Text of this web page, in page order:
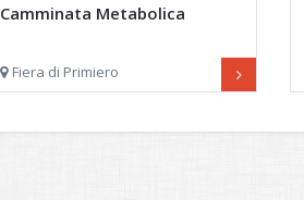
Camminata Metabolica
Fiera di Primiero